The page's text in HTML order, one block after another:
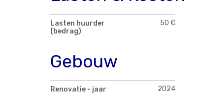
Lasten huurder
(bedrag)
50 €
Gebouw
Renovatie - jaar 2024